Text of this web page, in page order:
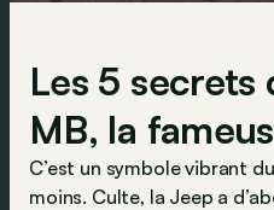
Les 5 secrets
MB, la
C’est un symbole vibrant
moins. Culte, la Jeep a